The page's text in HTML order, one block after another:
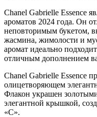
Chanel Gabrielle Essence
ароматов 2024 года. Он
неповторимым букетом,
жасмина, жимолости и
аромат идеально
отличным дополнением
Chanel Gabrielle Essence
олицетворяющем
Флакон украшен
элегантной крышкой,
«С».